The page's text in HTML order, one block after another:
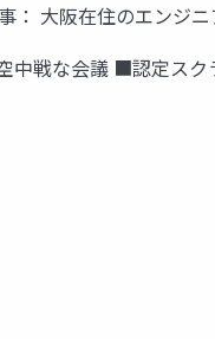
大阪在住のエンジニ
中戦な会議 ■認定ス